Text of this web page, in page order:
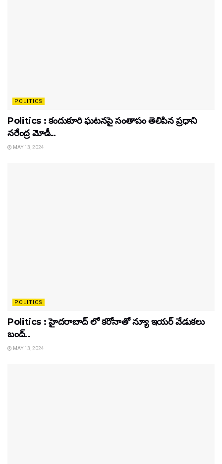
POLITICS
Politics : కందుకూరి ఘటనపై సంతాపం తెలిపిన ప్రధాని
నరేంద్ర మోడీ..
MAY 13, 2024
POLITICS
Politics : హైదరాబాద్ లో కరోనాతో న్యూ ఇయర్ వేడుకలు
బంద్..
MAY 13, 2024